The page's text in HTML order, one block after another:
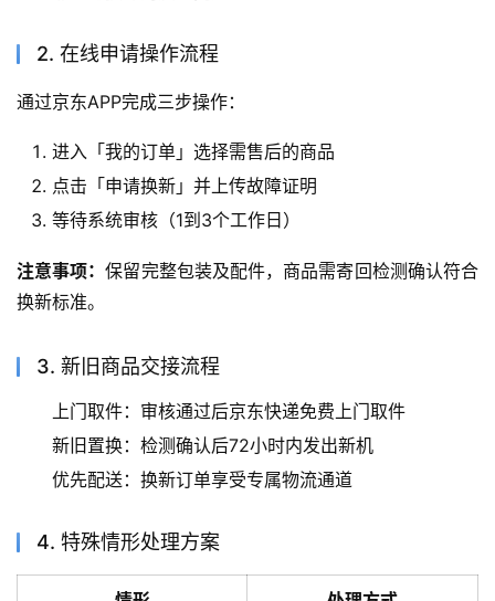
2. 在线申请操作流程
通过京东APP完成三步操作：
进入「我的订单」选择需售后的商品
点击「申请换新」并上传故障证明
等待系统审核（1到3个工作日）
注意事项：保留完整包装及配件，商品需寄回检测确认符合
换新标准。
3. 新旧商品交接流程
上门取件：审核通过后京东快递免费上门取件
新旧置换：检测确认后72小时内发出新机
优先配送：换新订单享受专属物流通道
4. 特殊情形处理方案